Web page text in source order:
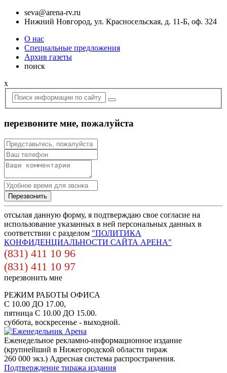
seva@arena-rv.ru
Нижний Новгород, ул. Красносельская, д. 11-Б, оф. 324
О нас
Специальные предложения
Архив газеты
поиск
x
перезвоните мне, пожалуйста
отсылая данную форму, я подтверждаю свое согласие на
использование указанных в ней персональных данных в
соответствии с разделом "ПОЛИТИКА
КОНФИДЕНЦИАЛЬНОСТИ САЙТА АРЕНА"
(831) 411 10 96
(831) 411 10 97
перезвонить мне
РЕЖИМ РАБОТЫ ОФИСА
С 10.00 ДО 17.00,
пятница С 10.00 ДО 15.00.
суббота, воскресенье - выходной.
Еженедельное рекламно-информационное издание
(крупнейший в Нижегородской области тираж
260 000 экз.) Адресная система распространения.
Подтверждение тиража издания